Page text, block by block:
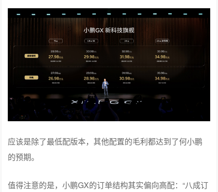
应该是除了最低配版本，其他配置的毛利都达到了何小鹏
的预期。
值得注意的是，小鹏GX的订单结构其实偏向高配：“八成订